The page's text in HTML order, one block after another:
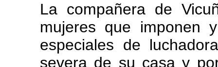
La compañera de
mujeres que imponen
especiales de
severa de su casa y